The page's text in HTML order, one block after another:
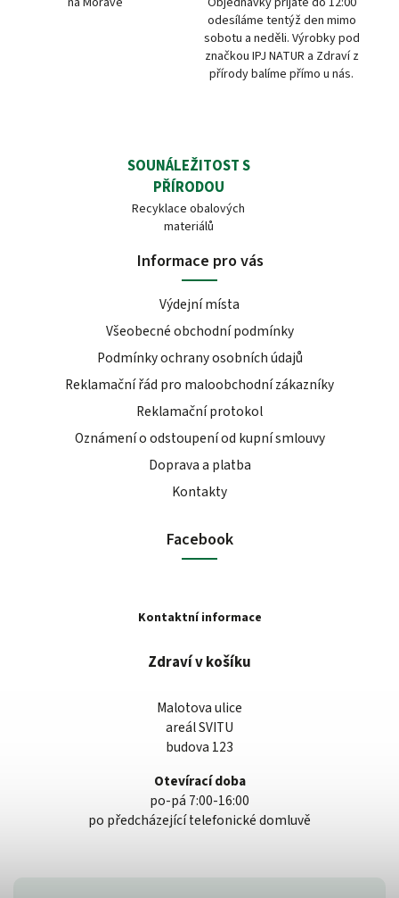
odesíláme tentýž den mimo
sobotu a neděli. Výrobky pod
značkou IPJ NATUR a Zdraví z
přírody balíme přímo u nás.
SOUNÁLEŽITOST S
PŘÍRODOU
Recyklace obalových
materiálů
Informace pro vás
Výdejní místa
Všeobecné obchodní podmínky
Podmínky ochrany osobních údajů
Reklamační řád pro maloobchodní zákazníky
Reklamační protokol
Oznámení o odstoupení od kupní smlouvy
Doprava a platba
Kontakty
Facebook
Kontaktní informace
Zdraví v košíku
Malotova ulice
areál SVITU
budova 123
Otevírací doba
po-pá 7:00-16:00
po předcházející telefonické domluvě